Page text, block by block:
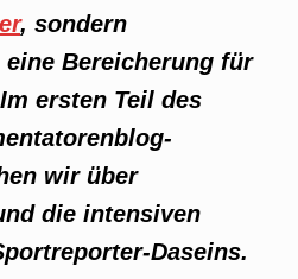
, sondern
Bereicherung für
ersten Teil des
wir über
die intensiven
Daseins.